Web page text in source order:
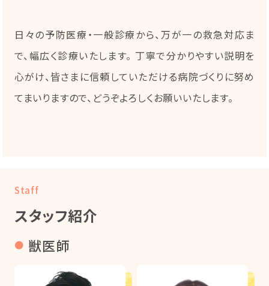
日々の予防医療・一般診療から、万が一の救急対応ま
で、幅広く診療いたします。 丁寧で分かりやすい説明を
心がけ、皆さまに信頼していただける病院づくりに努め
てまいりますので、どうぞよろしくお願いいたします。
Staff
スタッフ紹介
● 獣医師